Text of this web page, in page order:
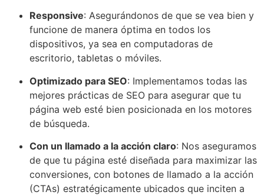
Responsive: Asegurándonos de que se vea bien y
funcione de manera óptima en todos los
dispositivos, ya sea en computadoras de
escritorio, tabletas o móviles.
Optimizado para SEO: Implementamos todas las
mejores prácticas de SEO para asegurar que tu
página web esté bien posicionada en los motores
de búsqueda.
Con un llamado a la acción claro: Nos aseguramos
de que tu página esté diseñada para maximizar las
conversiones, con botones de llamado a la acción
(CTAs) estratégicamente ubicados que inciten a